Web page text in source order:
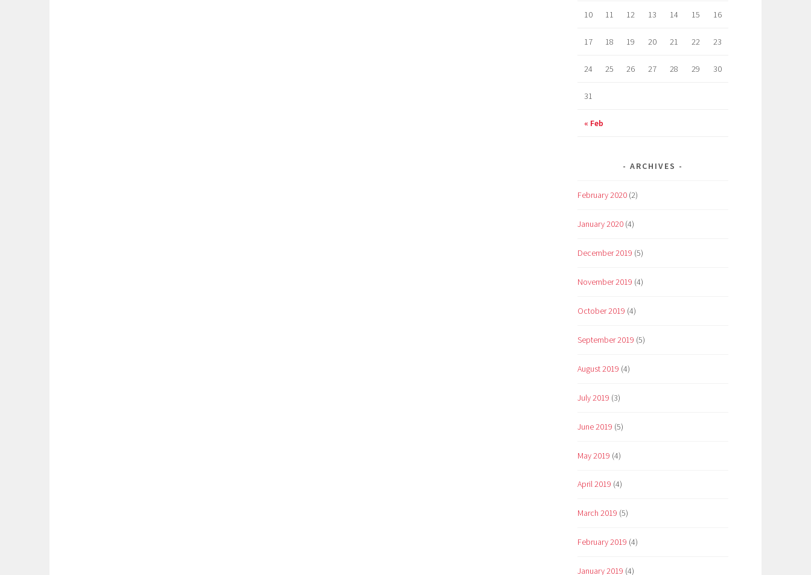
« Feb
10 11 12 13 14 15 16
17 18 19 20 21 22 23
24 25 26 27 28 29 30
31
ARCHIVES
February 2020 (2)
January 2020 (4)
December 2019 (5)
November 2019 (4)
October 2019 (4)
September 2019 (5)
August 2019 (4)
July 2019 (3)
June 2019 (5)
May 2019 (4)
April 2019 (4)
March 2019 (5)
February 2019 (4)
January 2019 (4)